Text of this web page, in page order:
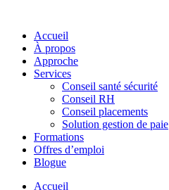
contentAccueil
À propos
Approche
Services
Conseil santé sécurité
Conseil RH
Conseil placements
Solution gestion de paie
Formations
Offres d’emploi
Blogue
Accueil